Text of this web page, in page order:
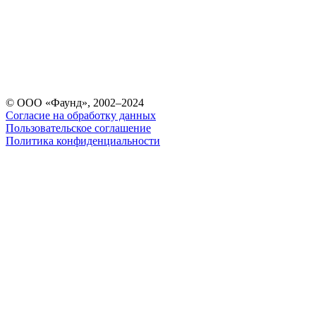
© ООО «Фаунд», 2002–2024
Согласие на обработку данных
Пользовательское соглашение
Политика конфиденциальности